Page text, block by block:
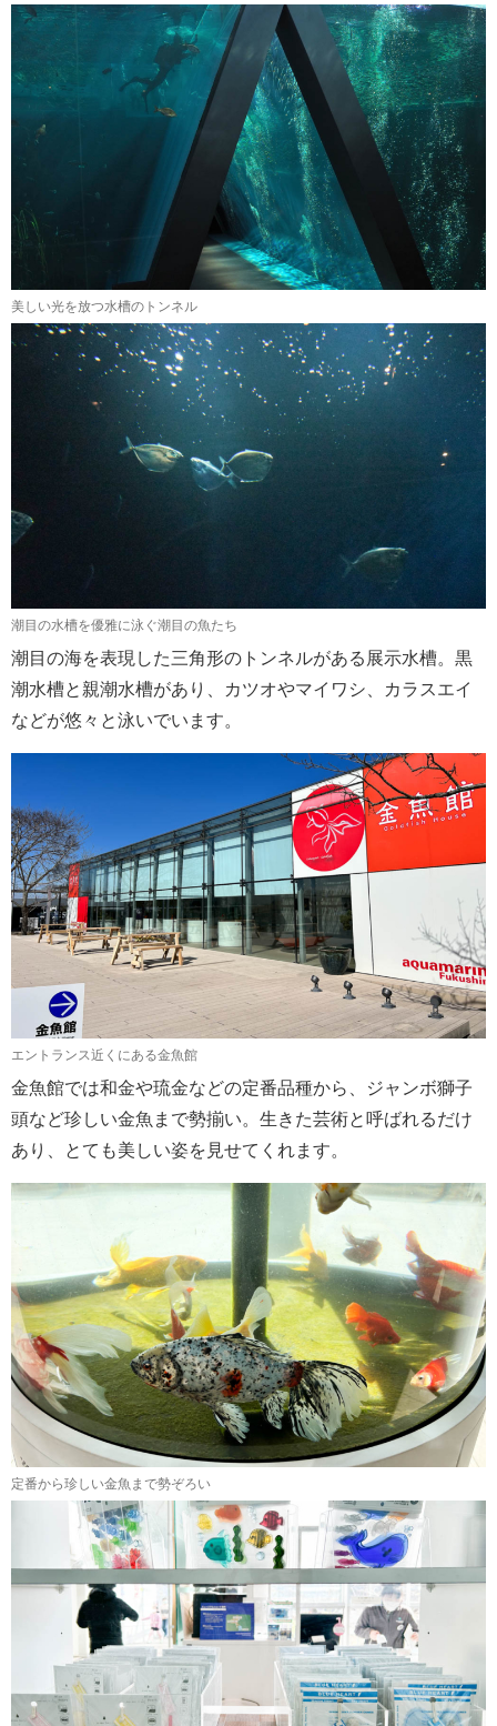
美しい光を放つ水槽のトンネル
潮目の水槽を優雅に泳ぐ潮目の魚たち
潮目の海を表現した三角形のトンネルがある展示水槽。黒
潮水槽と親潮水槽があり、カツオやマイワシ、カラスエイ
などが悠々と泳いでいます。
エントランス近くにある金魚館
金魚館では和金や琉金などの定番品種から、ジャンボ獅子
頭など珍しい金魚まで勢揃い。生きた芸術と呼ばれるだけ
あり、とても美しい姿を見せてくれます。
定番から珍しい金魚まで勢ぞろい